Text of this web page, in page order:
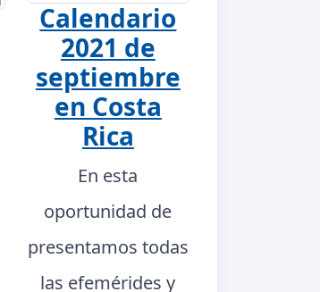
Calendario
2021 de
septiembre
en Costa
Rica
En esta
oportunidad de
presentamos todas
las efemérides y